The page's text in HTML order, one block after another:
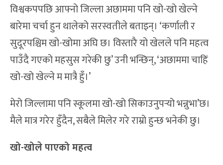
विश्वकपपछि आफ्नो जिल्ला अछाममा पनि खो-खो खेल्ने
बारेमा चर्चा हुन थालेको सरस्वतीले बताइन्। ‘कर्णाली र
सुदूरपश्चिम खो-खोमा अघि छ। विस्तारै यो खेलले पनि महत्व
पाउँदै गएको महसुस गरेकी छु’ उनी भन्छिन्, ‘अछाममा चाहिं
खो-खो खेल्ने म मात्रै हुँ।’
मेरो जिल्लामा पनि स्कूलमा खो-खो सिकाउनुपर्‍यो भन्नुभा’छ।
मैले मात्र गरेर हुँदैन, सबैले मिलेर गरे राम्रो हुन्छ भनेकी छु।
खो-खोले पाएको महत्व